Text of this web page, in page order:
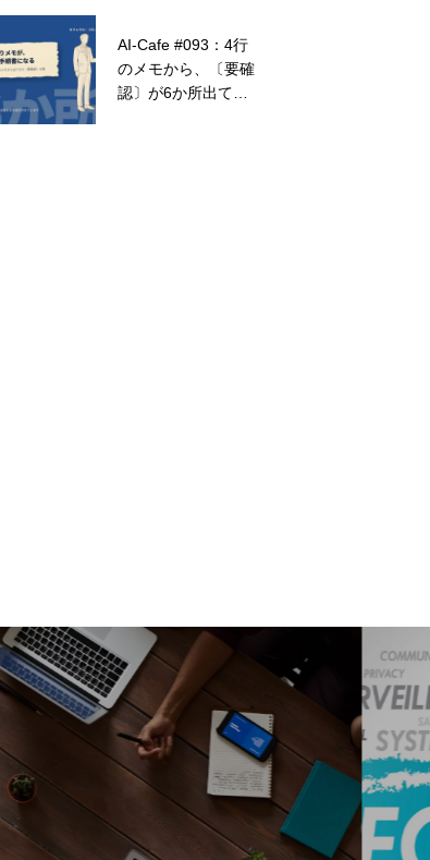
AI-Cafe #093：4行
のメモから、〔要確
認〕が6か所出てき
〔機関誌〕2023年
11月 Society 5.0 の
時代へ